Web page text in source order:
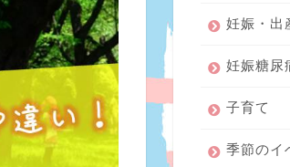
妊娠・出
妊娠糖尿
子育て
季節のイ